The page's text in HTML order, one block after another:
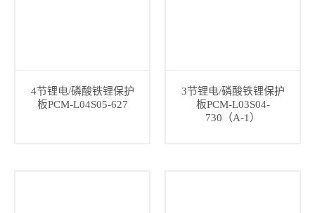
4节锂电/磷酸铁锂保护
板PCM-L04S05-627
3节锂电/磷酸铁锂保护
板PCM-L03S04-
730（A-1）